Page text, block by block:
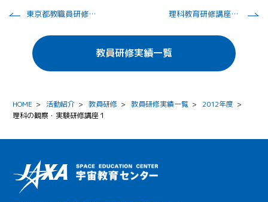
東京都教職員研修センター 専門性向上研修 「理科IIＢ」 理科教育研修講座【実地研修】
教員研修実績一覧
HOME > 活動紹介 > 教員研修 > 教員研修実績一覧 > 2012年度 >
理科の観察・実験研修講座１